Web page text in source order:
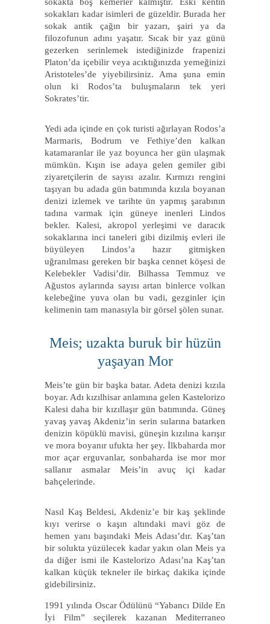
sokakları kadar isimleri de güzeldir. Burada her
sokak antik çağın bir yazarı, şairi ya da
filozofunun adını yaşatır. Sıcak bir yaz günü
gezerken serinlemek istediğinizde frapenizi
Platon’da içebilir veya acıktığınızda yemeğinizi
Aristoteles’de yiyebilirsiniz. Ama şuna emin
olun ki Rodos’ta buluşmaların tek yeri
Sokrates’tir.
Yedi ada içinde en çok turisti ağırlayan Rodos’a
Marmaris, Bodrum ve Fethiye’den kalkan
katamaranlar ile yaz boyunca her gün ulaşmak
mümkün. Kışın ise adaya gelen gemiler gibi
ziyaretçilerin de sayısı azalır. Kırmızı rengini
taşıyan bu adada gün batımında kızıla boyanan
denizi izlemek ve tarihte ün yapmış şarabının
tadına varmak için güneye inenleri Lindos
bekler. Kalesi, akropol yerleşimi ve daracık
sokaklarına inci taneleri gibi dizilmiş evleri ile
büyüleyen Lindos’a hazır gitmişken
uğranılması gereken bir başka cennet köşesi de
Kelebekler Vadisi’dir. Bilhassa Temmuz ve
Ağustos aylarında sayısı artan binlerce volkan
kelebeğine yuva olan bu vadi, gezginler için
kelimenin tam manasıyla bir görsel şölen sunar.
Meis; uzakta buruk bir hüzün
yaşayan Mor
Meis’te gün bir başka batar. Adeta denizi kızıla
boyar. Adı kızılhisar anlamına gelen Kastelorizo
Kalesi daha bir kızıllaşır gün batımında. Güneş
yavaş yavaş Akdeniz’in serin sularına batarken
denizin köpüklü mavisi, güneşin kızılına karışır
ve mora boyanır ufukta her şey. İlkbaharda mor
mor açar erguvanlar, sonbaharda ise mor mor
sallanır asmalar Meis’in avuç içi kadar
bahçelerinde.
Nasıl Kaş Beldesi, Akdeniz’e bir kaş şeklinde
kıyı verirse o kaşın altındaki mavi göz de
hemen yanı başındaki Meis Adası’dır. Kaş’tan
bir solukta yüzülecek kadar yakın olan Meis ya
da diğer ismi ile Kastelorizo Adası’na Kaş’tan
kalkan küçük tekneler ile birkaç dakika içinde
gidebilirsiniz.
1991 yılında Oscar Ödülünü “Yabancı Dilde En
İyi Film” seçilerek kazanan Mediterraneo